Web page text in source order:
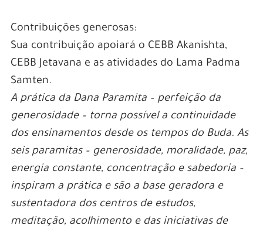
Contribuições generosas:
Sua contribuição apoiará o CEBB Akanishta,
CEBB Jetavana e as atividades do Lama Padma
Samten.
A prática da Dana Paramita – perfeição da
generosidade – torna possível a continuidade
dos ensinamentos desde os tempos do Buda. As
seis paramitas – generosidade, moralidade, paz,
energia constante, concentração e sabedoria –
inspiram a prática e são a base geradora e
sustentadora dos centros de estudos,
meditação, acolhimento e das iniciativas de